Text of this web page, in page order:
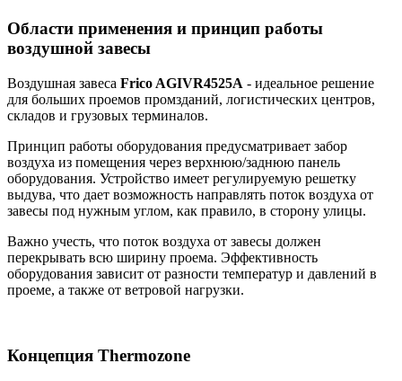
Области применения и принцип работы
воздушной завесы
Воздушная завеса Frico AGIVR4525A - идеальное решение
для больших проемов промзданий, логистических центров,
складов и грузовых терминалов.
Принцип работы оборудования предусматривает забор
воздуха из помещения через верхнюю/заднюю панель
оборудования. Устройство имеет регулируемую решетку
выдува, что дает возможность направлять поток воздуха от
завесы под нужным углом, как правило, в сторону улицы.
Важно учесть, что поток воздуха от завесы должен
перекрывать всю ширину проема. Эффективность
оборудования зависит от разности температур и давлений в
проеме, а также от ветровой нагрузки.
Концепция Thermozone